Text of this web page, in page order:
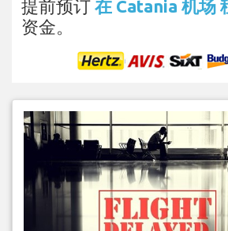
提前预订 在 Catania 机场
资金。